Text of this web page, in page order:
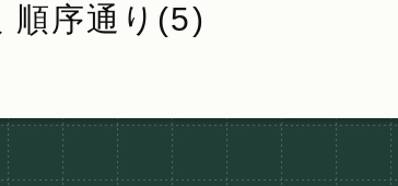
順序通り(5)